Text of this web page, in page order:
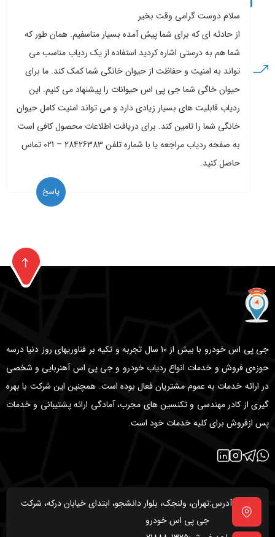
سلام دوست گرامی وقت بخیر
از حادثه ای که برای شما پیش آمده بسیار متاسفیم. همان طور که
شما هم به درستی اشاره کردید استفاده از یک ردیاب مناسب می
تواند به امنیت و حفاظت از حیوان خانگی شما کمک کند. ما برای
حیوان خاگی شماجی پی اس حیوانات را پیشنهاد می کنیم. این
ردیاب قابلیت های بسیار زیادی دارد و می تواند امنیت کامل حیوان
خانگی شما را تامین کند. برای دریافت اطلاعات محصول کافی است
به صفحه ردیاب مراجعه یا با شماره تلفن 28426383 – 021 تماس
حاصل کنید.
پاسخ
جی پی اس خودرو با بیش از 10 سال تجربه و تکیه بر فناوریهای روز دنیا درسه
حوزه‌ی فروش و خدمات انواع ردیاب خودرو و جی پی اس آهنربایی و شخصی
در ارائه خدمات به عموم مشتریان فعال بوده است. همچنین این شرکت با بهره
گیری از کادر مهندسی و تکنسین های مجرب، آمادگی ارائه پشتیبانی و خدمات
پس ازفروش برای کلیه خدمات خود است.
آدرس:تهران، ولنجک، بلوار دانشجو، ابتدای خیابان درکه، شرکت
جی پی اس خودرو